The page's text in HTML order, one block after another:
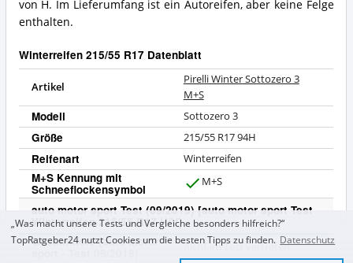
von H. Im Lieferumfang ist ein Autoreifen, aber keine Felge
enthalten.
Winterreifen 215/55 R17 Datenblatt
Artikel
Pirelli Winter Sottozero 3
M+S
Modell Sottozero 3
Größe 215/55 R17 94H
Reifenart Winterreifen
M+S Kennung mit
Schneeflockensymbol
a
M+S
auto motor sport Test (09/2019) [auto motor sport Test
Winterreifen 215/55 R17 H/V]
Gesamtnote (auto motor
nicht im Test vertreten
„Was macht unsere Tests und Vergleiche besonders hilfreich?“
TopRatgeber24 nutzt Cookies um die besten Tipps zu finden. Datenschutz